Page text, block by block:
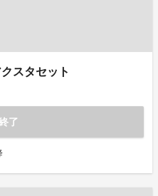
スタセット
了